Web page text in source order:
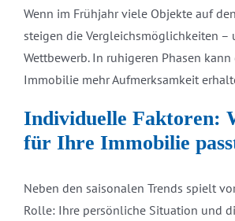
Wenn im Frühjahr viele Objekte auf
steigen die Vergleichsmöglichkeiten –
Wettbewerb. In ruhigeren Phasen
Immobilie mehr Aufmerksamkeit
Individuelle Faktoren:
für Ihre Immobilie
Neben den saisonalen Trends spielt
Rolle: Ihre persönliche Situation und